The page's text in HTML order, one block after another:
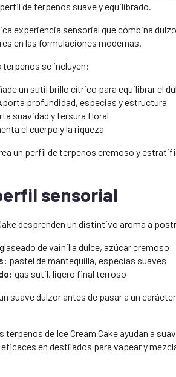
de terpenos suave y equilibrado.
experiencia sensorial que combina
en las formulaciones modernas.
se incluyen:
un sutil brillo cítrico para equilibrar el
profundidad, especias y estructura
suavidad y tersura floral
el cuerpo y la riqueza
un perfil de terpenos cremoso y
sensorial
desprenden un distintivo aroma a
glaseado de vainilla dulce, azúcar cremoso
pastel de mantequilla, especias suaves
gas sutil, ligero final terroso
suave dulzor antes de pasar a un
terpenos de Ice Cream Cake ayudan a
en destilados para vapear y